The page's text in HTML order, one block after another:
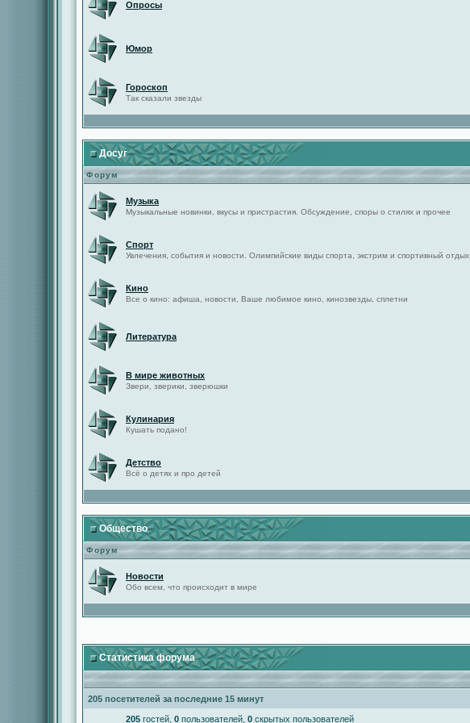
Опросы
Юмор
Гороскоп
Так сказали звезды
Досуг
Форум
Музыка
Музыкальные новинки, вкусы и пристрастия. Обсуждение, споры о стилях и прочее
Спорт
Увлечения, события и новости. Олимпийские виды спорта, экстрим и спортивный отдых.
Кино
Все о кино: афиша, новости, Ваше любимое кино, кинозвезды, сплетни
Литература
В мире животных
Звери, зверики, зверюшки
Кулинария
Кушать подано!
Детство
Всё о детях и про детей
Общество
Форум
Новости
Обо всем, что происходит в мире
Статистика форума
205 посетителей за последние 15 минут
205 гостей, 0 пользователей, 0 скрытых пользователей